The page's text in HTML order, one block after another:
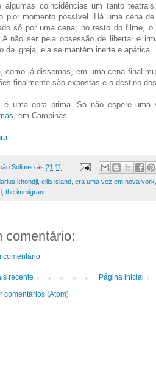
algumas coincidências um tanto
pior momento possível. Há uma cena
só por uma cena; no resto do filme,
A não ser pela obsessão de libertar e
da igreja, ela se mantém inerte e apática.
como já dissemos, em uma cena final
finalmente são expostas e o destino
é uma obra prima. Só não espere uma
, em Campinas.
Solimeo às 21:11
khondji ellis island era uma vez em nova york
the immigrant
comentário:
comentário
recente
Página inicial
comentários (Atom)